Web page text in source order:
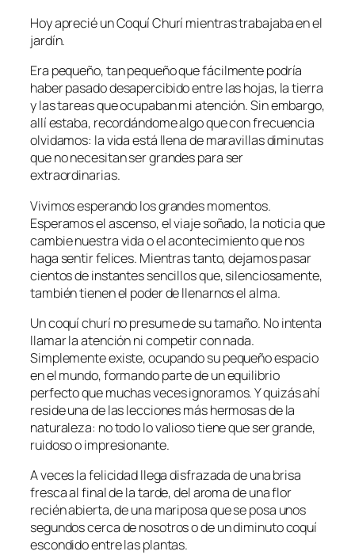
Hoy aprecié un Coquí Churí mientras trabajaba en el
jardín.
Era pequeño, tan pequeño que fácilmente podría
haber pasado desapercibido entre las hojas, la tierra
y las tareas que ocupaban mi atención. Sin embargo,
allí estaba, recordándome algo que con frecuencia
olvidamos: la vida está llena de maravillas diminutas
que no necesitan ser grandes para ser
extraordinarias.
Vivimos esperando los grandes momentos.
Esperamos el ascenso, el viaje soñado, la noticia que
cambie nuestra vida o el acontecimiento que nos
haga sentir felices. Mientras tanto, dejamos pasar
cientos de instantes sencillos que, silenciosamente,
también tienen el poder de llenarnos el alma.
Un coquí churí no presume de su tamaño. No intenta
llamar la atención ni competir con nada.
Simplemente existe, ocupando su pequeño espacio
en el mundo, formando parte de un equilibrio
perfecto que muchas veces ignoramos. Y quizás ahí
reside una de las lecciones más hermosas de la
naturaleza: no todo lo valioso tiene que ser grande,
ruidoso o impresionante.
A veces la felicidad llega disfrazada de una brisa
fresca al final de la tarde, del aroma de una flor
recién abierta, de una mariposa que se posa unos
segundos cerca de nosotros o de un diminuto coquí
escondido entre las plantas.